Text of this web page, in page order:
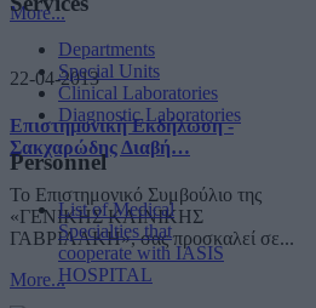
More...
22-04-2013
Επιστημονική Εκδήλωση -
Σακχαρώδης Διαβή…
Το Επιστημονικό Συμβούλιο της
«ΓΕΝΙΚΗΣ ΚΛΙΝΙΚΗΣ
ΓΑΒΡΙΛΑΚΗ», σας προσκαλεί σε...
More...
Departments
Special Units
Clinical Laboratories
Diagnostic Laboratories
Personnel
List of Medical
Specialties that
cooperate with IASIS
HOSPITAL